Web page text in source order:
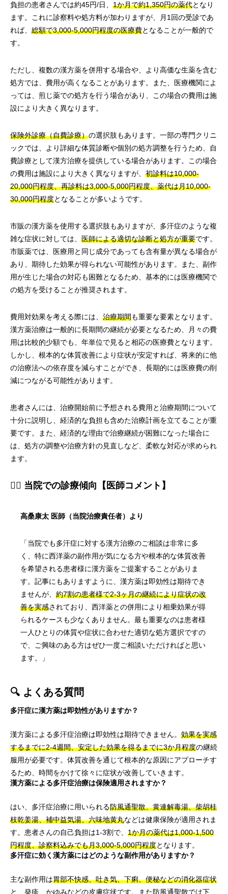
負担の患者さんでは約45円/日、 1か月で約1,350円の薬代となり
ます。これに診察料や処方料が加わりますが、月1回の受診であ
れば、 総額で3,000-5,000円程度の医療費となることが一般的で
す。
ただし、複数の漢方薬を併用する場合や、より高価な生薬を含む
処方では、費用が高くなることがあります。また、医療機関によ
っては、煎じ薬での処方を行う場合があり、この場合の費用は施
設により大きく異なります。
保険外診療（自費診療）の選択肢もあります。一部の専門クリニ
ックでは、より詳細な体質診断や個別の処方調整を行うため、自
費診療として漢方治療を提供している場合があります。この場合
の費用は施設により大きく異なりますが、 初診料は10,000-
20,000円程度、再診料は3,000-5,000円程度、薬代は月10,000-
30,000円程度となることが多いようです。
市販の漢方薬を使用する選択肢もありますが、多汗症のような複
雑な症状に対しては、 医師による適切な診断と処方が重要です。
市販薬では、医療用と同じ成分であっても含有量が異なる場合が
あり、期待した効果が得られない可能性があります。また、副作
用が生じた場合の対応も困難となるため、基本的には医療機関で
の処方を受けることが推奨されます。
費用対効果を考える際には、 治療期間も重要な要素となります。
漢方薬治療は一般的に長期間の継続が必要となるため、月々の費
用は比較的少額でも、年単位で見ると相応の医療費となります。
しかし、根本的な体質改善により症状が安定すれば、将来的に他
の治療法への依存度を減らすことができ、長期的には医療費の削
減につながる可能性があります。
患者さんには、治療開始前に予想される費用と治療期間について
十分に説明し、経済的な負担も含めた治療計画を立てることが重
要です。また、経済的な理由で治療継続が困難になった場合に
は、処方の調整や治療方針の見直しなど、柔軟な対応が求められ
ます。
👨‍⚕️ 当院での診療傾向【医師コメント】
高桑康太 医師（当院治療責任者）より
「当院でも多汗症に対する漢方治療のご相談は非常に多
く、特に西洋薬の副作用が気になる方や根本的な体質改善
を希望される患者様に漢方薬をご提案することがありま
す。記事にもありますように、漢方薬は即効性は期待でき
ませんが、 約7割の患者様で2-3ヶ月の継続により症状の改
善を実感されており、西洋薬との併用により相乗効果が得
られるケースも少なくありません。最も重要なのは患者様
一人ひとりの体質や症状に合わせた適切な処方選択ですの
で、ご興味のある方はぜひ一度ご相談いただければと思い
ます。」
🔍 よくある質問
多汗症に漢方薬は即効性がありますか？
漢方薬による多汗症治療は即効性は期待できません。 効果を実感
するまでに2-4週間、安定した効果を得るまでに3か月程度の継続
服用が必要です。体質改善を通じて根本的な原因にアプローチす
るため、時間をかけて徐々に症状が改善していきます。
漢方薬による多汗症治療は保険適用されますか？
はい、多汗症治療に用いられる防風通聖散、黄連解毒湯、柴胡桂
枝乾姜湯、補中益気湯、六味地黄丸などは健康保険が適用されま
す。患者さんの自己負担は1-3割で、 1か月の薬代は1,000-1,500
円程度、診察料込みでも月3,000-5,000円程度となります。
多汗症に効く漢方薬にはどのような副作用がありますか？
主な副作用は胃部不快感、吐き気、下痢、便秘などの消化器症状
と、発疹、かゆみなどの皮膚症状です。また防風通聖散では下